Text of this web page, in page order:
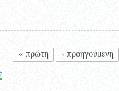
Σελίδες
« πρώτη ‹ προηγούμενη